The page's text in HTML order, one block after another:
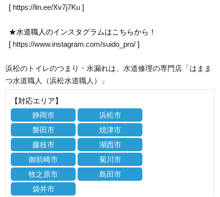
[ https://lin.ee/Xv7j7Ku ]
★水道職人のインスタグラムはこちらから！
[ https://www.instagram.com/suido_pro/ ]
浜松のトイレのつまり・水漏れは、水道修理の専門店「はまま
つ水道職人（浜松水道職人）」
【対応エリア】
静岡市
浜松市
磐田市
焼津市
藤枝市
湖西市
御前崎市
菊川市
牧之原市
島田市
袋井市